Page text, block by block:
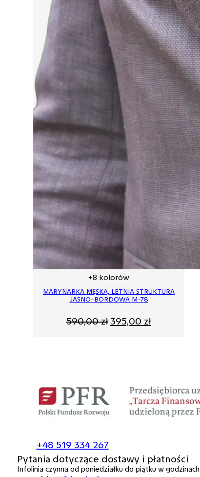
+8 kolorów
MARYNARKA MĘSKA, LETNIA STRUKTURA
JASNO-BORDOWA M-78
590,00zł Pierwotna
395,00 złAktualna
+48 519 334 267
Pytania dotyczące dostawy i płatności
Infolinia czynna od poniedziałku do piątku w godzinach